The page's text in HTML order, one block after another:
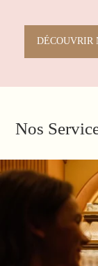
DÉCOUVRIR
Nos